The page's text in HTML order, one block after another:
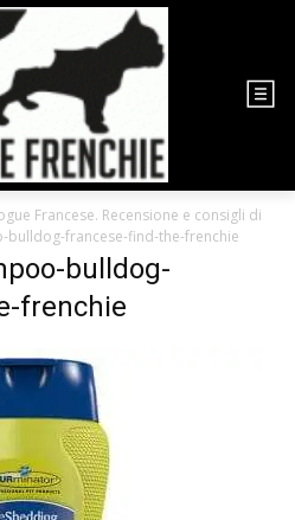
Francese. Recensione e consigli di
francese-find-the-frenchie
bulldog-
frenchie